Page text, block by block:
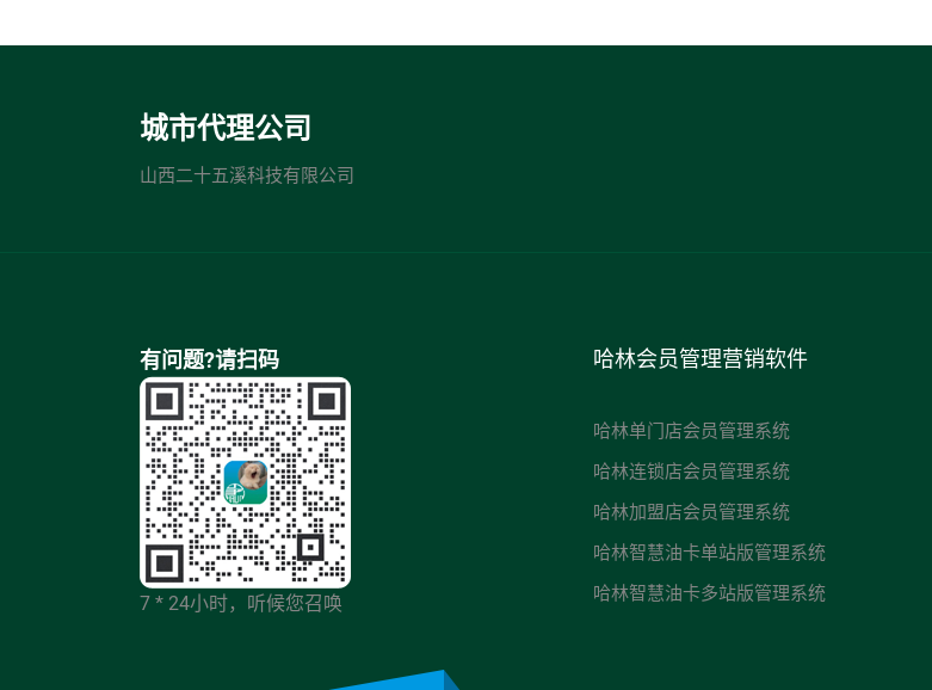
城市代理公司
山西二十五溪科技有限公司
有问题?请扫码
7 * 24小时，听候您召唤
哈林会员管理营销软件
哈林单门店会员管理系统
哈林连锁店会员管理系统
哈林加盟店会员管理系统
哈林智慧油卡单站版管理系统
哈林智慧油卡多站版管理系统